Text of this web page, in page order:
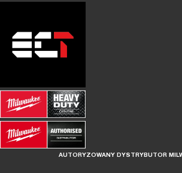
AUTORYZOWANY DYSTRYBUTOR